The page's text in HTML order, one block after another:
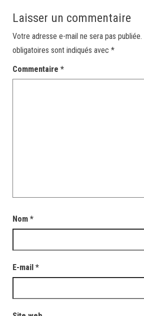
Laisser un commentaire
Votre adresse e-mail ne sera pas publiée.
obligatoires sont indiqués avec *
Commentaire *
Nom *
E-mail *